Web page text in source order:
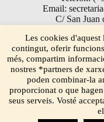
Email:
C/ San Juan
Les cookies d'aquest
contingut, oferir
més, compartim
nostres *partners de
poden combinar-la
proporcionat o que
seus serveis. Vosté